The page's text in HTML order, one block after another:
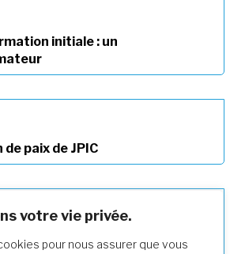
votre vie privée.
pour nous assurer que vous
initiale : un
paix de JPIC
de